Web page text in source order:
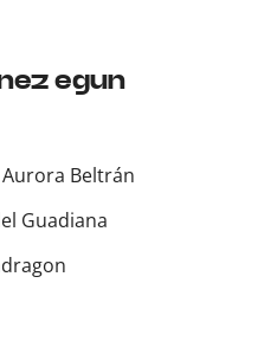
egun
Beltrán
Guadiana